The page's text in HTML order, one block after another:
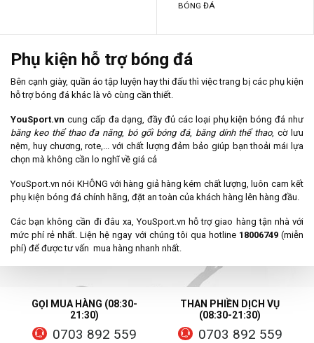
BÓNG ĐÁ
Phụ kiện hỗ trợ bóng đá
Bên cạnh giày, quần áo tập luyện hay thi đấu thì việc trang bị các phụ kiện
hỗ trợ bóng đá khác là vô cùng cần thiết.
YouSport.vn cung cấp đa dạng, đầy đủ các loại phụ kiện bóng đá như
băng keo thể thao đa năng, bó gối bóng đá, băng dính thể thao, cờ lưu
nệm, huy chương, rote,... với chất lượng đảm bảo giúp bạn thoải mái lựa
chọn mà không cần lo nghĩ về giá cả
YouSport.vn nói KHÔNG với hàng giả hàng kém chất lượng, luôn cam kết
phụ kiện bóng đá chính hãng, đặt an toàn của khách hàng lên hàng đầu.
Các bạn không cần đi đâu xa, YouSport.vn hỗ trợ giao hàng tận nhà với
mức phí rẻ nhất. Liện hệ ngay với chúng tôi qua hotline 18006749(miễn
phí) để được tư vấn mua hàng nhanh nhất.
GỌI MUA HÀNG (08:30-
21:30)
0703 892 559
THAN PHIỀN DỊCH VỤ
(08:30-21:30)
0703 892 559